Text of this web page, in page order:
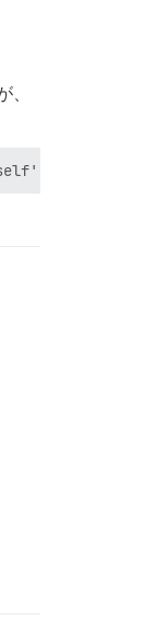
、